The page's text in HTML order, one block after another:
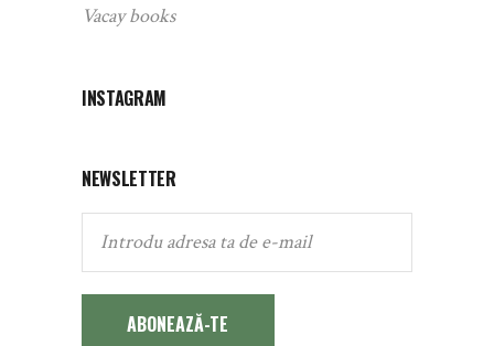
Vacay books
INSTAGRAM
NEWSLETTER
ABONEAZĂ-TE